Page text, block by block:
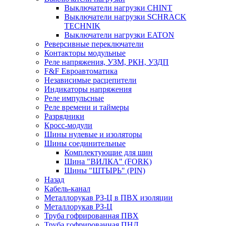
Выключатели нагрузки CHINT
Выключатели нагрузки SCHRACK
TECHNIK
Выключатели нагрузки EATON
Реверсивные переключатели
Контакторы модульные
Реле напряжения, УЗМ, РКН, УЗДП
F&F Евроавтоматика
Независимые расцепители
Индикаторы напряжения
Реле импульсные
Реле времени и таймеры
Разрядники
Кросс-модули
Шины нулевые и изоляторы
Шины соединительные
Комплектующие для шин
Шина "ВИЛКА" (FORK)
Шины "ШТЫРЬ" (PIN)
Назад
Кабель-канал
Металлорукав РЗ-Ц в ПВХ изоляции
Металлорукав РЗ-Ц
Труба гофрированная ПВХ